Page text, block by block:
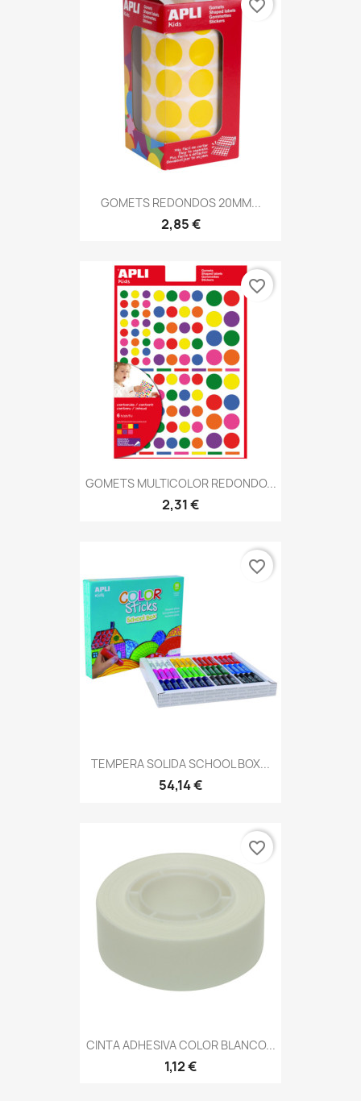
GOMETS REDONDOS 20MM...
2,85 €
favorite_border
GOMETS MULTICOLOR REDONDO...
2,31 €
favorite_border
TEMPERA SOLIDA SCHOOL BOX...
54,14 €
favorite_border
CINTA ADHESIVA COLOR BLANCO...
1,12 €
favorite_border